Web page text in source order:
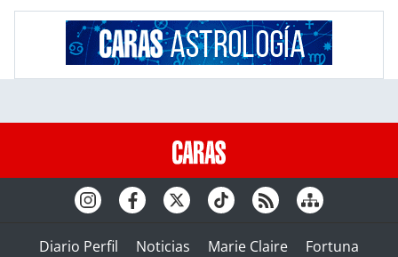
Diario Perfil Noticias Marie Claire
Fortuna